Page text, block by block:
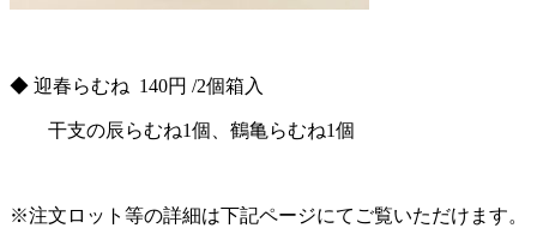
◆ 迎春らむね 140円 /2個箱入
干支の辰らむね1個、鶴亀らむね1個
※注文ロット等の詳細は下記ページにてご覧いただけます。